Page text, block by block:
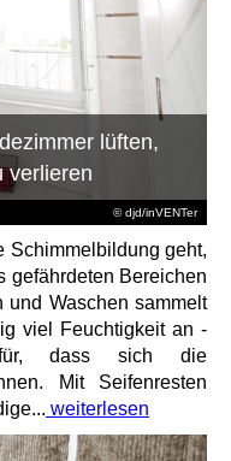
© djd/inVENTer
lüften,
verlieren
Schimmelbildung geht,
gefährdeten Bereichen
Waschen sammelt
viel Feuchtigkeit an -
dass sich die
Mit Seifenresten
weiterlesen